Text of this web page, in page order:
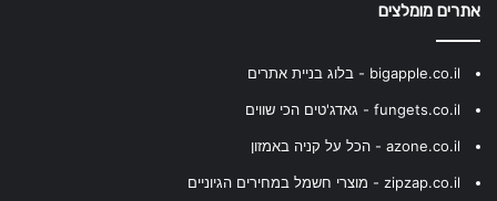
אתרים מומלצים
bigapple.co.il - בלוג בניית אתרים
fungets.co.il - גאדג'טים הכי שווים
azone.co.il - הכל על קניה באמזון
zipzap.co.il - מוצרי חשמל במחירים הגיוניים